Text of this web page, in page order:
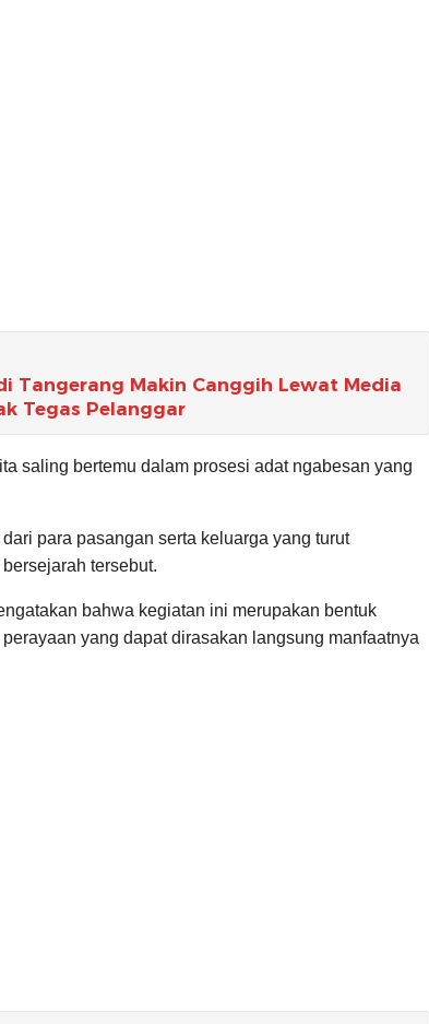
Tangerang Makin Canggih Lewat Media
Tegas Pelanggar
saling bertemu dalam prosesi adat ngabesan yang
para pasangan serta keluarga yang turut
tersebut.
bahwa kegiatan ini merupakan bentuk
yang dapat dirasakan langsung manfaatnya